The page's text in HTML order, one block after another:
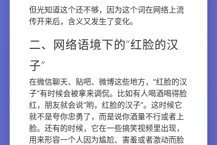
但光知道这个还不够，因为这个词在网络上流
传开来后，含义又发生了变化。
二、网络语境下的“红脸的汉
子”
在微信聊天、贴吧、微博这些地方，“红脸的汉
子”有时候会被拿来调侃。比如有人喝酒喝得脸
红，朋友就会说“哟，红脸的汉子”。这时候它
就不是夸你忠勇了，而是说你酒量不行或者上
脸。还有的时候，它在一些搞笑视频里出现，
用来形容一个人因为尴尬、害羞或者激动而脸